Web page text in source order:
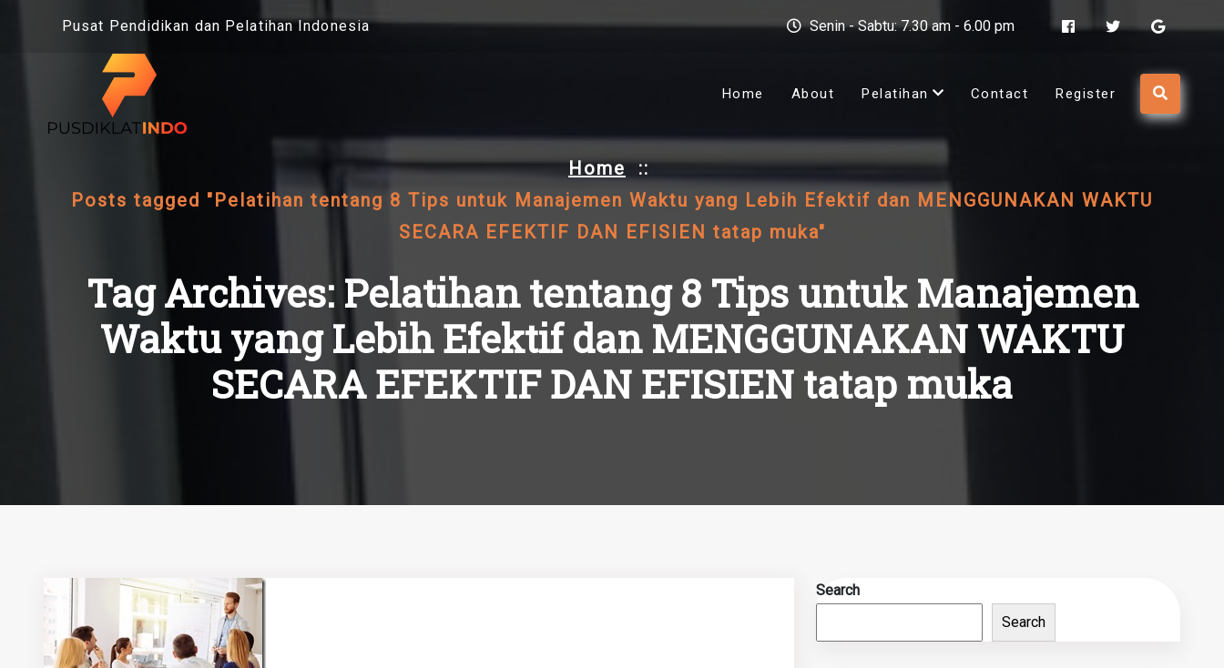
Pusat Pendidikan dan Pelatihan Indonesia Senin - Sabtu: 7.30 am - 6.00 pm
Home About Pelatihan Contact Register
Home::
Posts tagged "Pelatihan tentang 8 Tips untuk Manajemen Waktu yang Lebih Efektif dan MENGGUNAKAN WAKTU
SECARA EFEKTIF DAN EFISIEN tatap muka"
Tag Archives: Pelatihan tentang 8 Tips untuk Manajemen
Waktu yang Lebih Efektif dan MENGGUNAKAN WAKTU
SECARA EFEKTIF DAN EFISIEN tatap muka
Search
Search